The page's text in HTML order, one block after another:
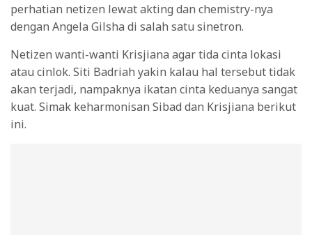
perhatian netizen lewat akting dan chemistry-nya
dengan Angela Gilsha di salah satu sinetron.
Netizen wanti-wanti Krisjiana agar tida cinta lokasi
atau cinlok. Siti Badriah yakin kalau hal tersebut tidak
akan terjadi, nampaknya ikatan cinta keduanya sangat
kuat. Simak keharmonisan Sibad dan Krisjiana berikut
ini.